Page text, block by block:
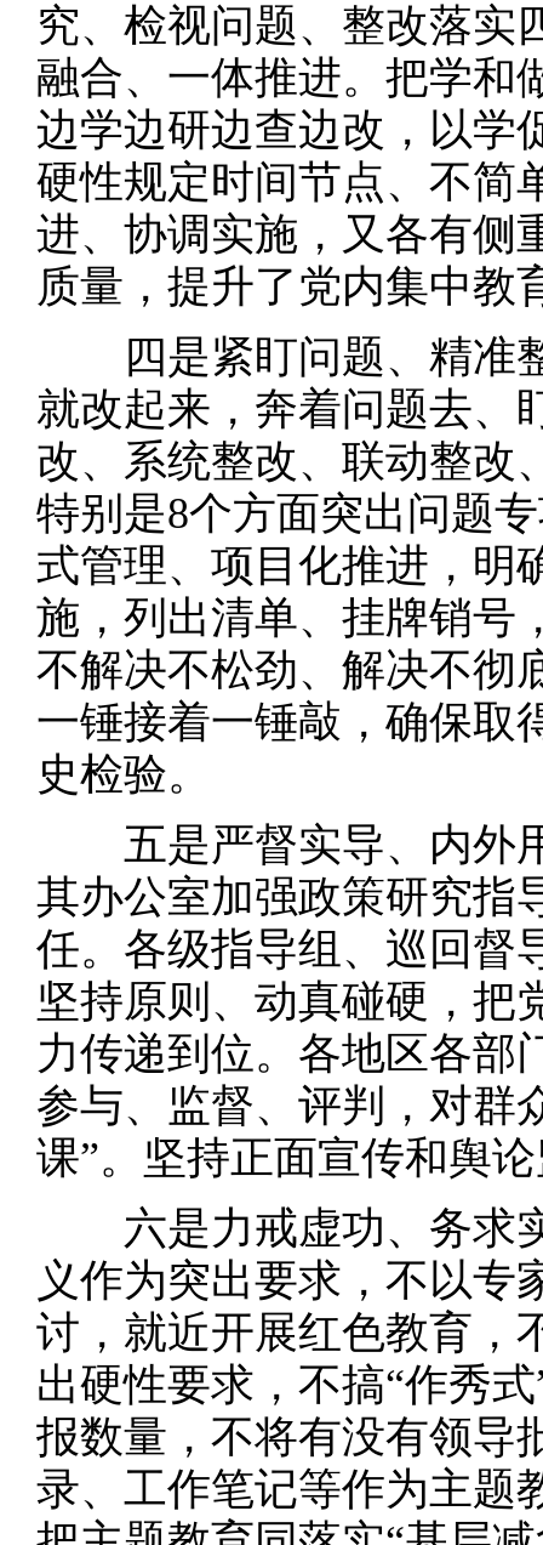
究、检视问题、整改落实
融合、一体推进。把学和
边学边研边查边改，以学
硬性规定时间节点、不简
进、协调实施，又各有侧
质量，提升了党内集中教
四是紧盯问题、精准
就改起来，奔着问题去、
改、系统整改、联动整改
特别是8个方面突出问题
式管理、项目化推进，明
施，列出清单、挂牌销号
不解决不松劲、解决不彻
一锤接着一锤敲，确保取
史检验。
五是严督实导、内外
其办公室加强政策研究指
任。各级指导组、巡回督
坚持原则、动真碰硬，把
力传递到位。各地区各部
参与、监督、评判，对群
课”。坚持正面宣传和舆
六是力戒虚功、务求
义作为突出要求，不以专
讨，就近开展红色教育，
出硬性要求，不搞“作秀
报数量，不将有没有领导
录、工作笔记等作为主题